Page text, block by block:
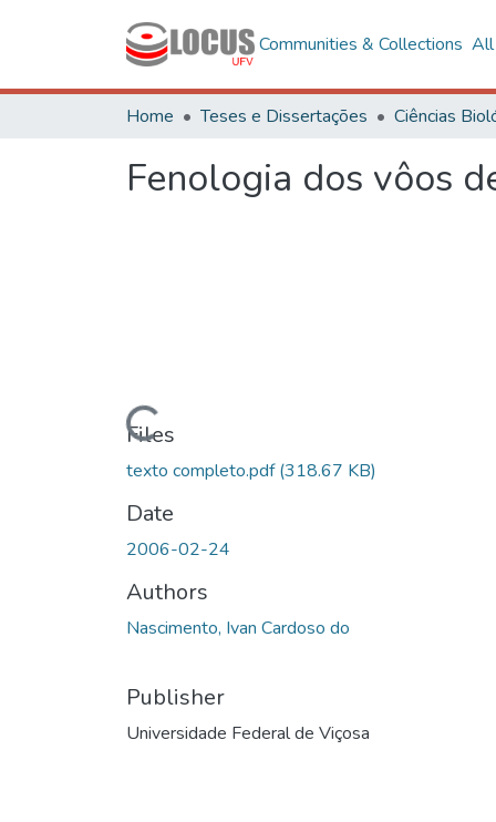
Communities & Collections All
Home Teses e Dissertações
Fenologia dos vôos
Loading...
Files
texto completo.pdf(318.67 KB)
Date
2006-02-24
Authors
Nascimento, Ivan Cardoso do
Publisher
Universidade Federal de Viçosa